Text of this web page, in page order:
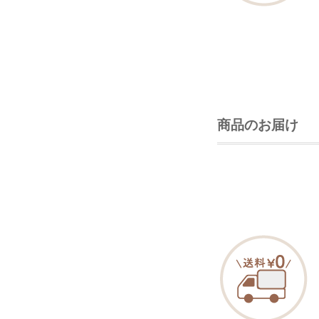
商品のお届け